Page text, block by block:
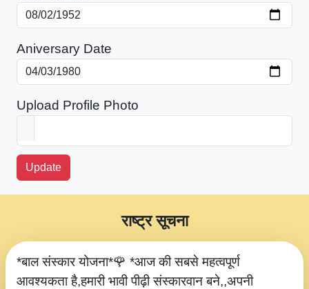
Aniversary Date
Upload Profile Photo
Update
*बाल संस्कार योजना*🌹 *आज की सबसे महत्वपूर्ण
आवश्यकता है,हमारी भावी पीढ़ी संस्कारवान बने,,अपनी
राष्ट्र सूचना